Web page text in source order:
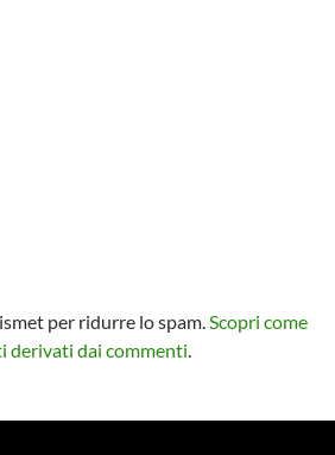
per ridurre lo spam.Scopri come
derivati dai commenti.